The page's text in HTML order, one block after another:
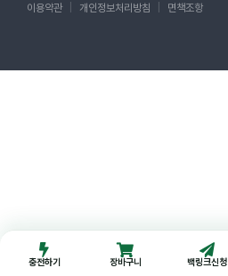
이용약관 개인정보처리방침 면책조항
충전하기 장바구니 백링크신청